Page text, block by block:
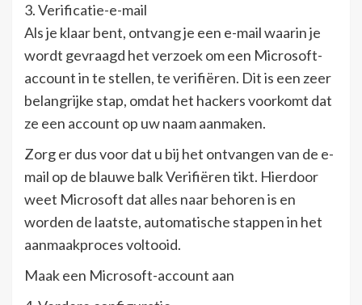
3. Verificatie-e-mail
Als je klaar bent, ontvang je een e-mail waarin je
wordt gevraagd het verzoek om een ​​Microsoft-
account in te stellen, te verifiëren. Dit is een zeer
belangrijke stap, omdat het hackers voorkomt dat
ze een account op uw naam aanmaken.
Zorg er dus voor dat u bij het ontvangen van de e-
mail op de blauwe balk Verifiëren tikt. Hierdoor
weet Microsoft dat alles naar behoren is en
worden de laatste, automatische stappen in het
aanmaakproces voltooid.
Maak een Microsoft-account aan